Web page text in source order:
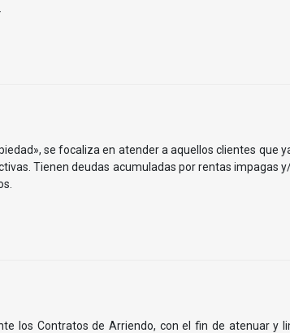
se focaliza en atender a aquellos clientes que
Tienen deudas acumuladas por rentas impagas
los Contratos de Arriendo, con el fin de atenuar y